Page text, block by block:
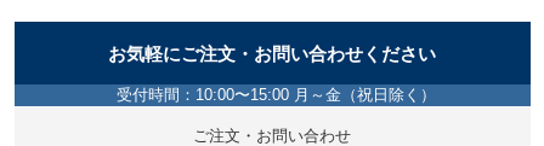
お気軽にご注文・お問い合わせください
受付時間：10:00〜15:00 月～金（祝日除く）
ご注文・お問い合わせ